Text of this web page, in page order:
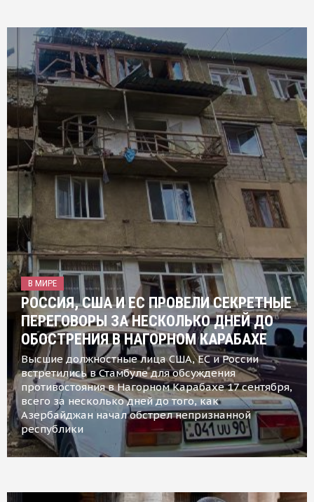
В МИРЕ
РОССИЯ, США И ЕС ПРОВЕЛИ СЕКРЕТНЫЕ
ПЕРЕГОВОРЫ ЗА НЕСКОЛЬКО ДНЕЙ ДО
ОБОСТРЕНИЯ В НАГОРНОМ КАРАБАХЕ
Высшие должностные лица США, ЕС и России
встретились в Стамбуле для обсуждения
противостояния в Нагорном Карабахе 17 сентября,
всего за несколько дней до того, как
Азербайджан начал обстрел непризнанной
республики